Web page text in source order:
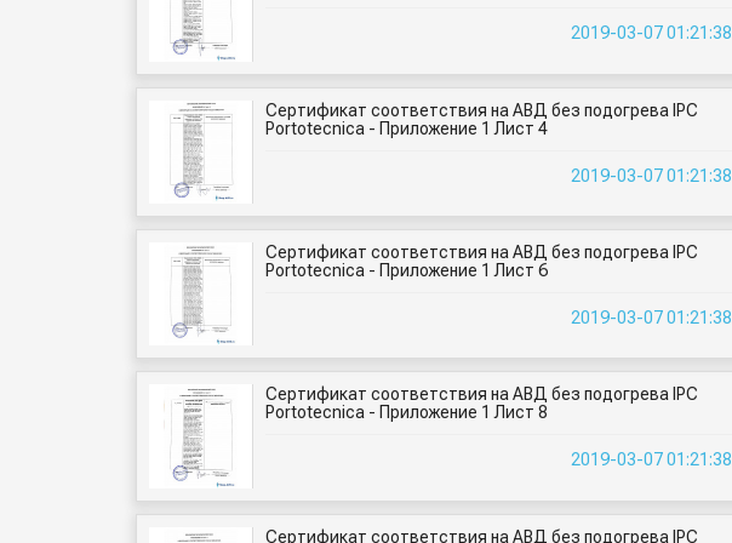
2019-03-07 01:21:38
Сертификат соответствия на АВД без подогрева IPC
Portotecnica - Приложение 1 Лист 4
2019-03-07 01:21:38
Сертификат соответствия на АВД без подогрева IPC
Portotecnica - Приложение 1 Лист 6
2019-03-07 01:21:38
Сертификат соответствия на АВД без подогрева IPC
Portotecnica - Приложение 1 Лист 8
2019-03-07 01:21:38
Сертификат соответствия на АВД без подогрева IPC